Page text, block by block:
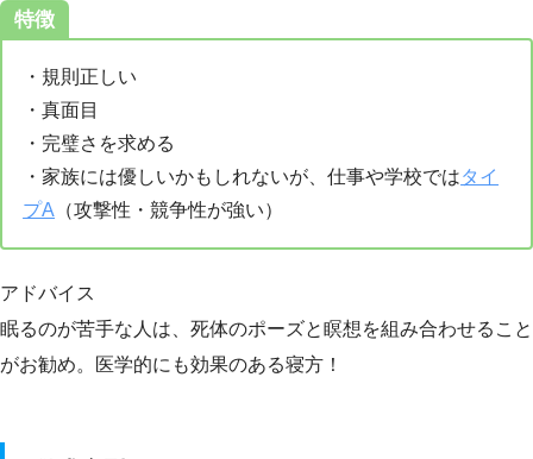
特徴
・規則正しい
・真面目
・完璧さを求める
・家族には優しいかもしれないが、仕事や学校ではタイ
プA （攻撃性・競争性が強い）
アドバイス
眠るのが苦手な人は、死体のポーズと瞑想を組み合わせること
がお勧め。医学的にも効果のある寝方！